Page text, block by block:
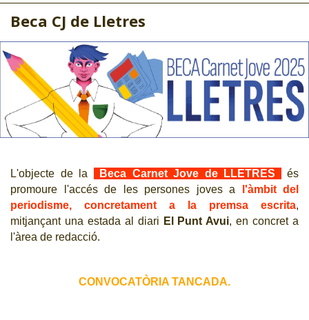
CJ ADOLESCENTS
CJ EMANCIPACIÓ
CJ SALUT
CJ INTERNACIONAL
CJ LOCAL
Beca CJ de Lletres
L'objecte de la Beca Carnet Jove de LLETRES
és
promoure l'accés de les persones joves a
l'àmbit del
periodisme, concretament a la premsa escrita,
mitjançant una estada al diari El Punt Avui, en concret a
l'àrea de redacció.
CONVOCATÒRIA TANCADA.